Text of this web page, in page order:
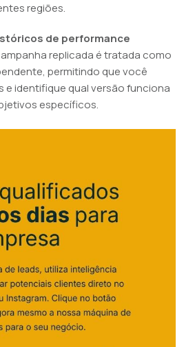
regiões.
de performance
replicada é tratada como
permitindo que você
e identifique qual versão funciona
específicos.